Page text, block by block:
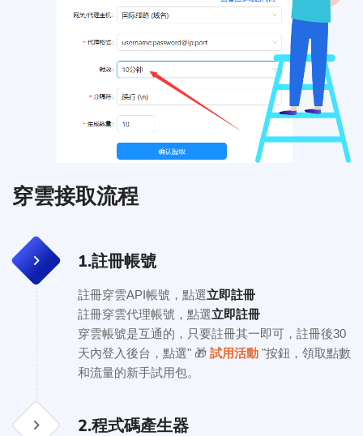
穿雲接取流程
1.註冊帳號
註冊穿雲API帳號，點選立即註冊
註冊穿雲代理帳號，點選立即註冊
穿雲帳號是互通的，只要註冊其一即可，註冊後30
天內登入後台，點選" 🎁 試用活動 "按鈕，領取點數
和流量的新手試用包。
2.程式碼產生器